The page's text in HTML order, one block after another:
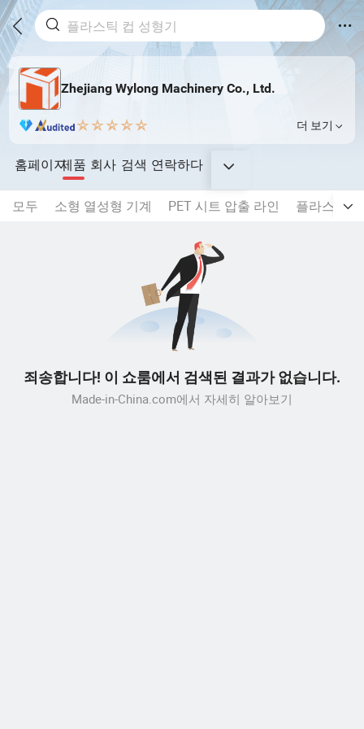
Zhejiang Wylong Machinery Co., Ltd.
더 보기
홈페이지제품 회사 검색 연락하다
모두 소형 열성형 기계 PET 시트 압출 라인 플라스틱
죄송합니다! 이 쇼룸에서 검색된 결과가 없습니다.
Made-in-China.com에서 자세히 알아보기